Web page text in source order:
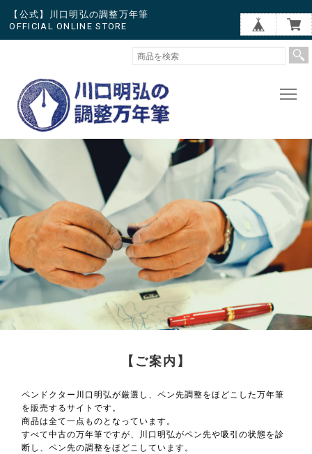
【公式】川口明弘の調整万年筆
OFFICIAL ONLINE STORE
【ご案内】
ペンドクター川口明弘が厳選し、ペン先調整をほどこした万年筆
を販売するサイトです。
商品は全て一点ものとなっています。
すべて中古の万年筆ですが、川口明弘がペン先や吸引の状態を診
断し、ペン先の調整をほどこしています。